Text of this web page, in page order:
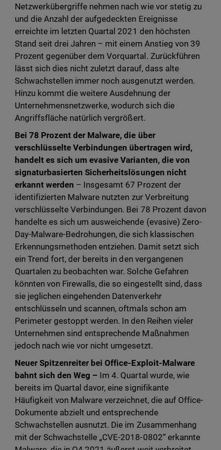
Netzwerkübergriffe nehmen nach wie vor stetig zu
und die Anzahl der aufgedeckten Ereignisse
erreichte im letzten Quartal 2021 den höchsten
Stand seit drei Jahren – mit einem Anstieg von 39
Prozent gegenüber dem Vorquartal. Zurückführen
lässt sich dies nicht zuletzt darauf, dass alte
Schwachstellen immer noch ausgenutzt werden.
Hinzu kommt die weitere Ausdehnung der
Unternehmensnetzwerke, wodurch sich die
Angriffsfläche natürlich vergrößert.
Bei 78 Prozent der Malware, die über
verschlüsselte Verbindungen übertragen wird,
handelt es sich um evasive Varianten, die von
signaturbasierten Sicherheitslösungen nicht
erkannt werden – Insgesamt 67 Prozent der
identifizierten Malware nutzten zur Verbreitung
verschlüsselte Verbindungen. Bei 78 Prozent davon
handelte es sich um ausweichende (evasive) Zero-
Day-Malware-Bedrohungen, die sich klassischen
Erkennungsmethoden entziehen. Damit setzt sich
ein Trend fort, der bereits in den vergangenen
Quartalen zu beobachten war. Solche Gefahren
könnten von Firewalls, die so eingestellt sind, dass
sie jeglichen eingehenden Datenverkehr
entschlüsseln und scannen, oftmals schon am
Perimeter gestoppt werden. In den Reihen vieler
Unternehmen sind entsprechende Maßnahmen
jedoch nach wie vor nicht umgesetzt.
Neuer Spitzenreiter bei Office-Exploit-Malware
bahnt sich den Weg – Im 4. Quartal wurde, wie
bereits im Quartal davor, eine signifikante
Häufigkeit von Malware verzeichnet, die auf Office-
Dokumente abzielt und entsprechende
Schwachstellen ausnutzt. Die im Zusammenhang
mit der Schwachstelle „CVE-2018-0802“ erkannte